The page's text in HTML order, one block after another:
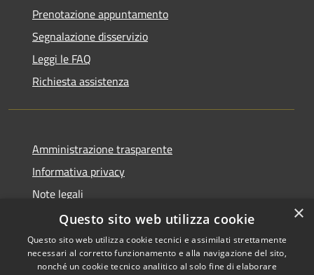
Prenotazione appuntamento
Segnalazione disservizio
Leggi le FAQ
Richiesta assistenza
Amministrazione trasparente
Informativa privacy
Note legali
Dichiarazione di accessibilità
×
Questo sito web utilizza cookie
Questo sito web utilizza cookie tecnici e assimilati strettamente
necessari al corretto funzionamento e alla navigazione del sito,
nonché un cookie tecnico analitico al solo fine di elaborare